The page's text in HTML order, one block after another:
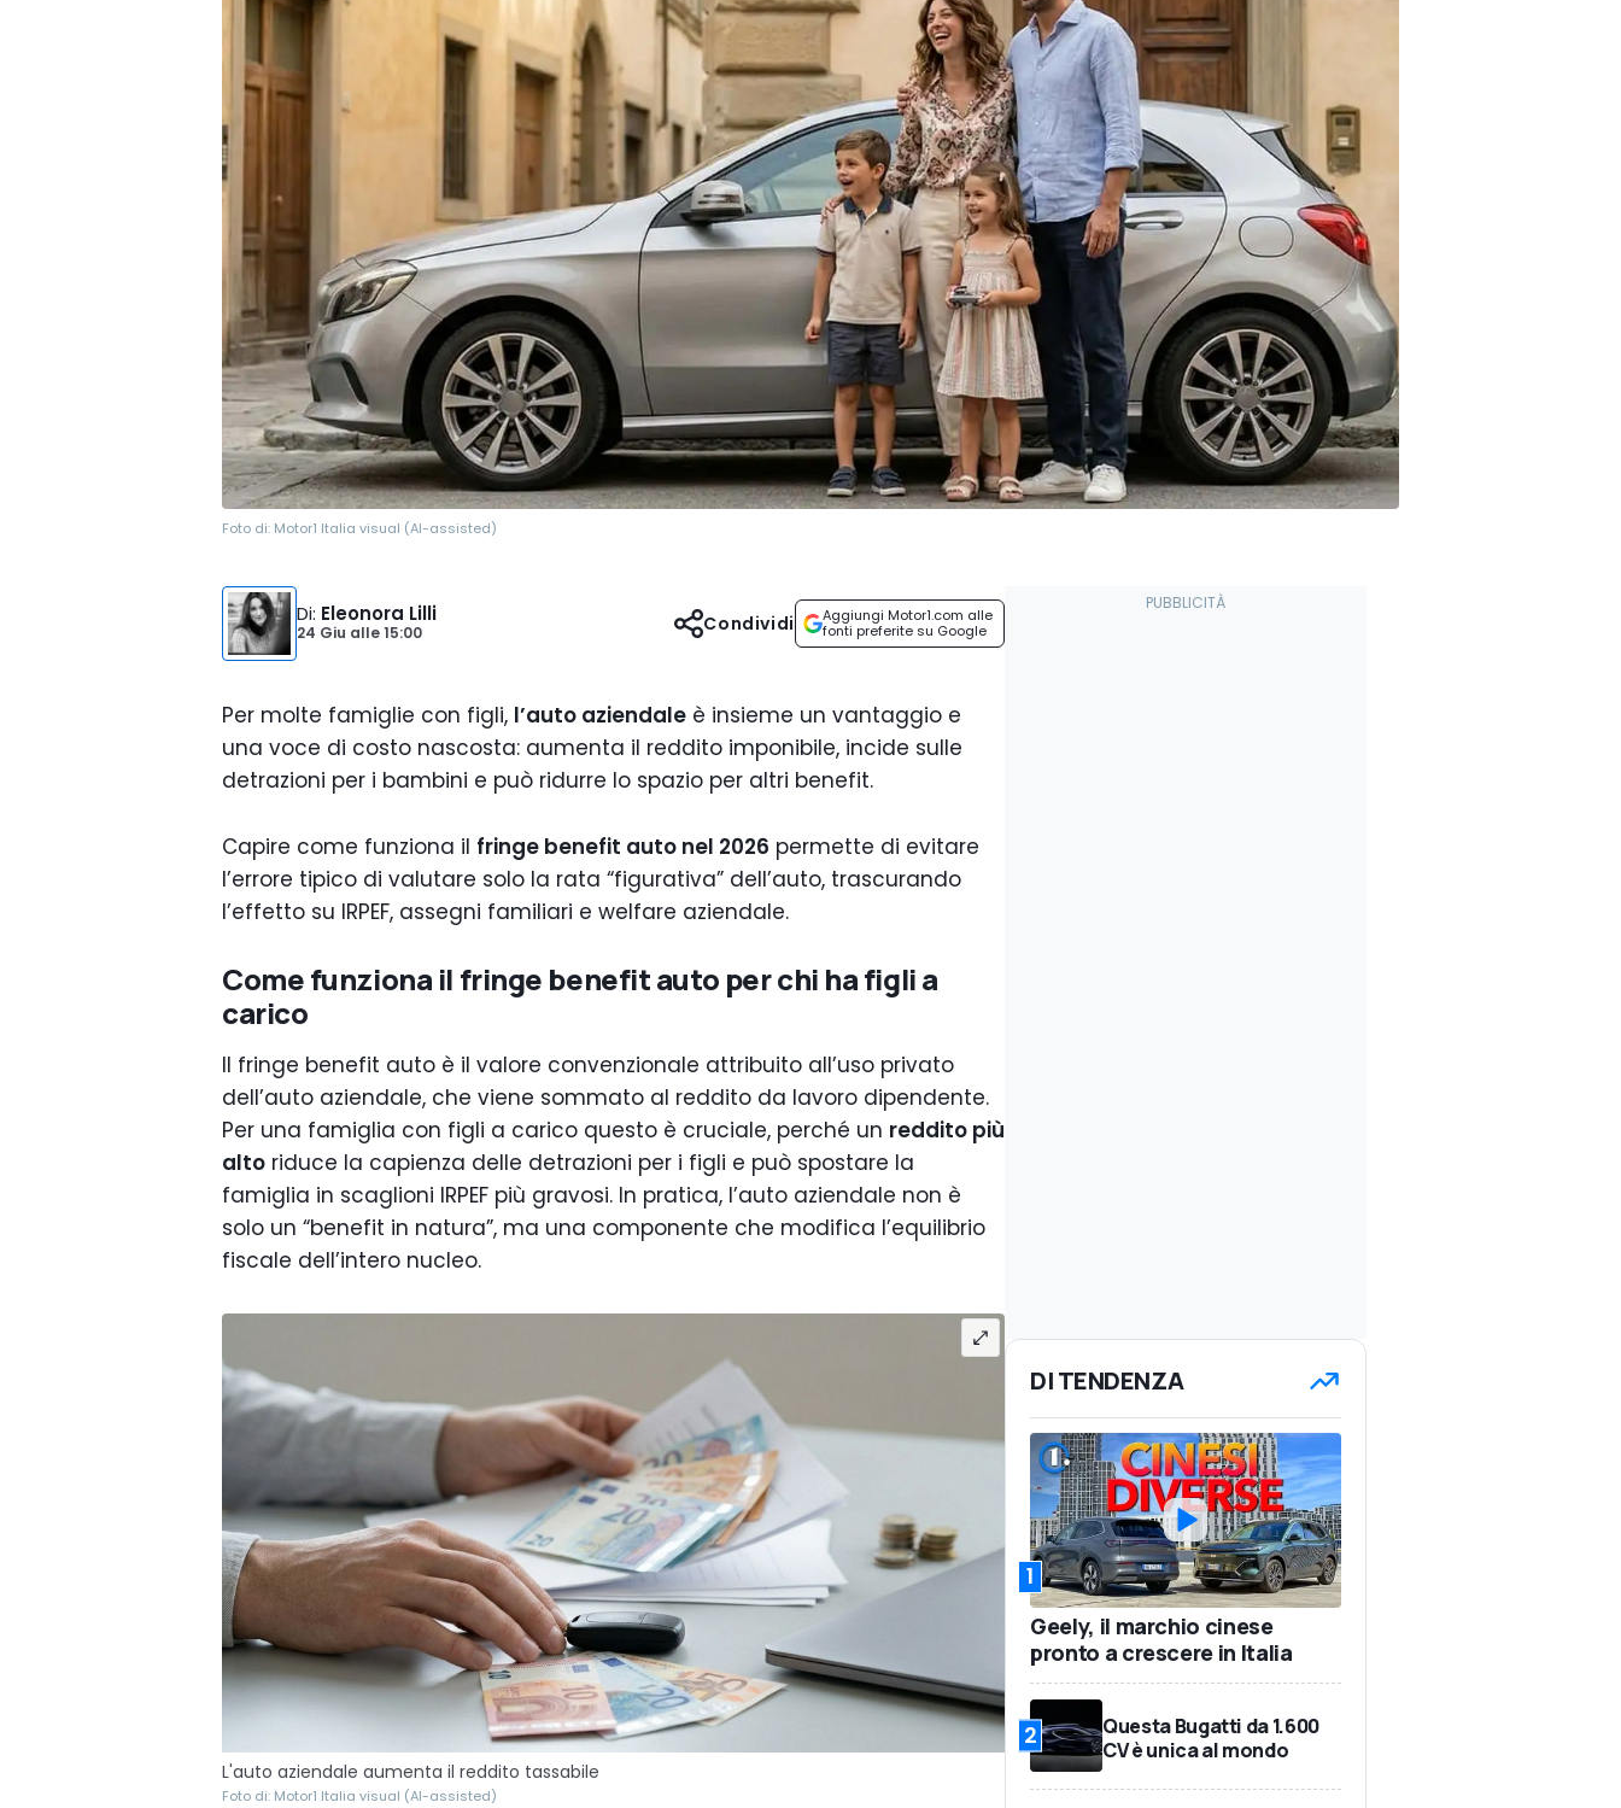
Foto di: Motor1 Italia visual (AI-assisted)
Di: Eleonora Lilli
24 Giu alle15:00
Aggiungi Motor1.com alle
fonti preferite su Google
Condividi
Per molte famiglie con figli, l’auto aziendale è insieme un vantaggio e
una voce di costo nascosta: aumenta il reddito imponibile, incide sulle
detrazioni per i bambini e può ridurre lo spazio per altri benefit.
Capire come funziona il fringe benefit auto nel 2026 permette di evitare
l’errore tipico di valutare solo la rata “figurativa” dell’auto, trascurando
l’effetto su IRPEF, assegni familiari e welfare aziendale.
Come funziona il fringe benefit auto per chi ha figli a
carico
Il fringe benefit auto è il valore convenzionale attribuito all’uso privato
dell’auto aziendale, che viene sommato al reddito da lavoro dipendente.
Per una famiglia con figli a carico questo è cruciale, perché un reddito più
alto riduce la capienza delle detrazioni per i figli e può spostare la
famiglia in scaglioni IRPEF più gravosi. In pratica, l’auto aziendale non è
solo un “benefit in natura”, ma una componente che modifica l’equilibrio
fiscale dell’intero nucleo.
L'auto aziendale aumenta il reddito tassabile
Foto di: Motor1 Italia visual (AI-assisted)
DI TENDENZA
1
Geely, il marchio cinese
pronto a crescere in Italia
2
Questa Bugatti da 1.600
CV è unica al mondo